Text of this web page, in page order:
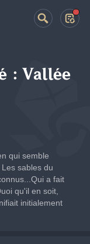
: Vallée
qui semble
sables du
a fait
qu'il en soit,
initialement